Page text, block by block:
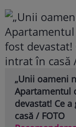
„Unii oameni
Apartamentul
devastat! Ce
casă / FOTO